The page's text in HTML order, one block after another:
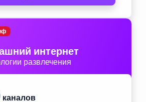
интернет
развлечения
каналов